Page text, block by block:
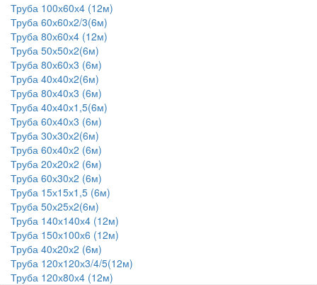
Труба 100х60х4 (12м)
Труба 60х60х2/3(6м)
Труба 80х60х4 (12м)
Труба 50х50х2(6м)
Труба 80х60х3 (6м)
Труба 40х40х2(6м)
Труба 80х40х3 (6м)
Труба 40х40х1,5(6м)
Труба 60х40х3 (6м)
Труба 30х30х2(6м)
Труба 60х40х2 (6м)
Труба 20х20х2 (6м)
Труба 60х30х2 (6м)
Труба 15х15х1,5 (6м)
Труба 50х25х2(6м)
Труба 140х140х4 (12м)
Труба 150х100х6 (12м)
Труба 40х20х2 (6м)
Труба 120х120х3/4/5(12м)
Труба 120х80х4 (12м)